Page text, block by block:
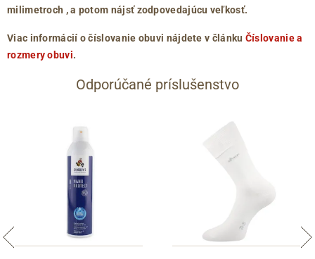
milimetroch , a potom nájsť zodpovedajúcu veľkosť.
Viac informácií o číslovanie obuvi nájdete v článku Číslovanie a
rozmery obuvi.
Odporúčané príslušenstvo